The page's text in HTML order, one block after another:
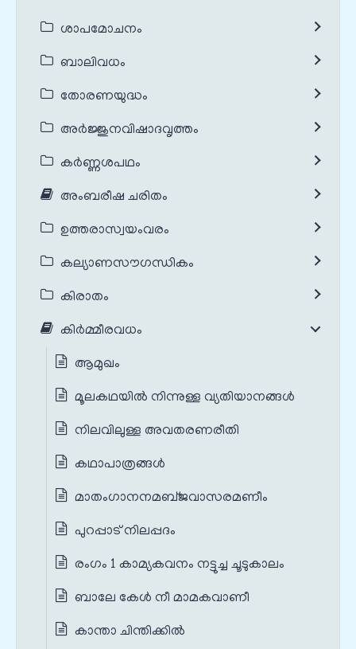
ശാപമോചനം
ബാലിവധം
തോരണയുദ്ധം
അർജ്ജുനവിഷാദവൃത്തം
കർണ്ണശപഥം
അംബരീഷ ചരിതം
ഉത്തരാസ്വയംവരം
കല്യാണസൗഗന്ധികം
കിരാതം
കിർമ്മീരവധം
ആമുഖം
മൂലകഥയില്‍ നിന്നുള്ള വ്യതിയാനങ്ങള്‍
നിലവിലുള്ള അവതരണരീതി
കഥാപാത്രങ്ങൾ
മാതംഗാനനമബ്‌ജവാസരമണീം
പുറപ്പാട് നിലപ്പദം
രംഗം 1 കാമ്യകവനം നട്ടുച്ച ചൂടുകാലം
ബാലേ കേള്‍ നീ മാമകവാണീ
കാന്താ ചിന്തിക്കില്‍